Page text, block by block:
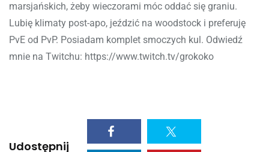
marsjańskich, żeby wieczorami móc oddać się graniu.
Lubię klimaty post-apo, jeździć na woodstock i preferuję
PvE od PvP. Posiadam komplet smoczych kul. Odwiedź
mnie na Twitchu: https://www.twitch.tv/grokoko
Udostępnij